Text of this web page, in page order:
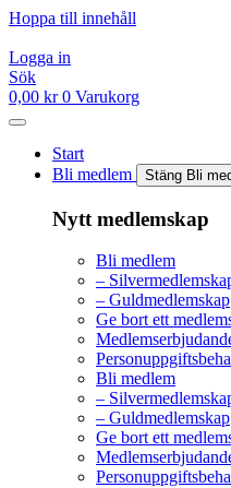
Hoppa till innehåll
Logga in
Sök
0,00 kr 0 Varukorg
Start
Bli medlem
Stäng Bli
Nytt medlemskap
Bli medlem
–
– Guldmedlemskap
Ge bort ett
Bli medlem
–
– Guldmedlemskap
Ge bort ett